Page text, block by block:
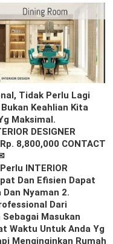
Tidak Perlu Lagi
Keahlian Kita
Maksimal.
DESIGNER
8,800,000 CONTACT
INTERIOR
Dan Efisien Dapat
Nyaman 2.
Dari
Masukan
Waktu Untuk Anda Yg
Menginginkan Rumah